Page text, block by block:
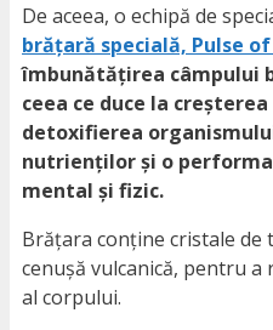
De aceea, o echipă de
brățară specială, Pulse
îmbunătățirea câmpului
ceea ce duce la
detoxifierea
nutrienților și o
mental și fizic.
Brățara conține cristale de
cenușă vulcanică, pentru
al corpului.